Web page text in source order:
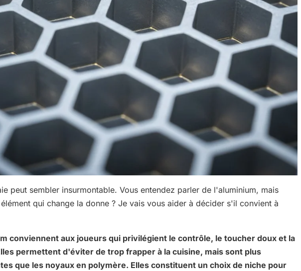
peut sembler insurmontable. Vous entendez parler de l'aluminium, mais
qui change la donne ? Je vais vous aider à décider s'il convient à
conviennent aux joueurs qui privilégient le contrôle, le toucher doux et la
permettent d'éviter de trop frapper à la cuisine, mais sont plus
que les noyaux en polymère. Elles constituent un choix de niche pour